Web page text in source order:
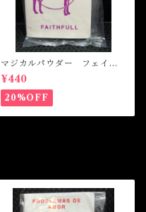
マジカルパウダー フェイト
フル Magical Powder FAI
THFUL
¥440
20%OFF